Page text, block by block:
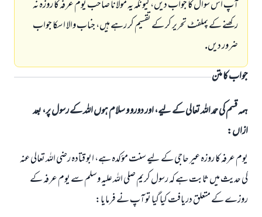
آپ اس سوال كا جواب ديں، كيونكہ يہ مولانا صاحب يوم عرفہ كا روزہ نہ
ركھنے كے پملفٹ تحرير كر كے تقسيم كر رہے ہيں، جناب والا ا سكا جواب
ضرور ديں.
جواب کا متن
ہمہ قسم کی حمد اللہ تعالی کے لیے، اور دورو و سلام ہوں اللہ کے رسول پر، بعد
ازاں:
يوم عرفہ كا روزہ عير حاجى كے ليے سنت مؤكدہ ہے، ابو قتادہ رضى اللہ تعالى عنہ
كى حديث ميں ثابت ہے كہ رسول كريم صلى اللہ عليہ وسلم سے يوم عرفہ كے
روزے كے متعلق دريافت كيا گيا تو آپ نے فرمايا: